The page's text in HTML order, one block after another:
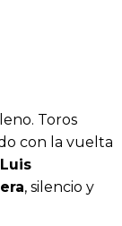
Toros
con la vuelta
Luis
, silencio y